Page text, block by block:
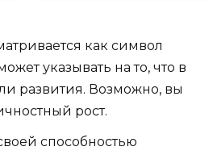
как символ
указывать на то, что в
развития. Возможно, вы
рост.
способностью